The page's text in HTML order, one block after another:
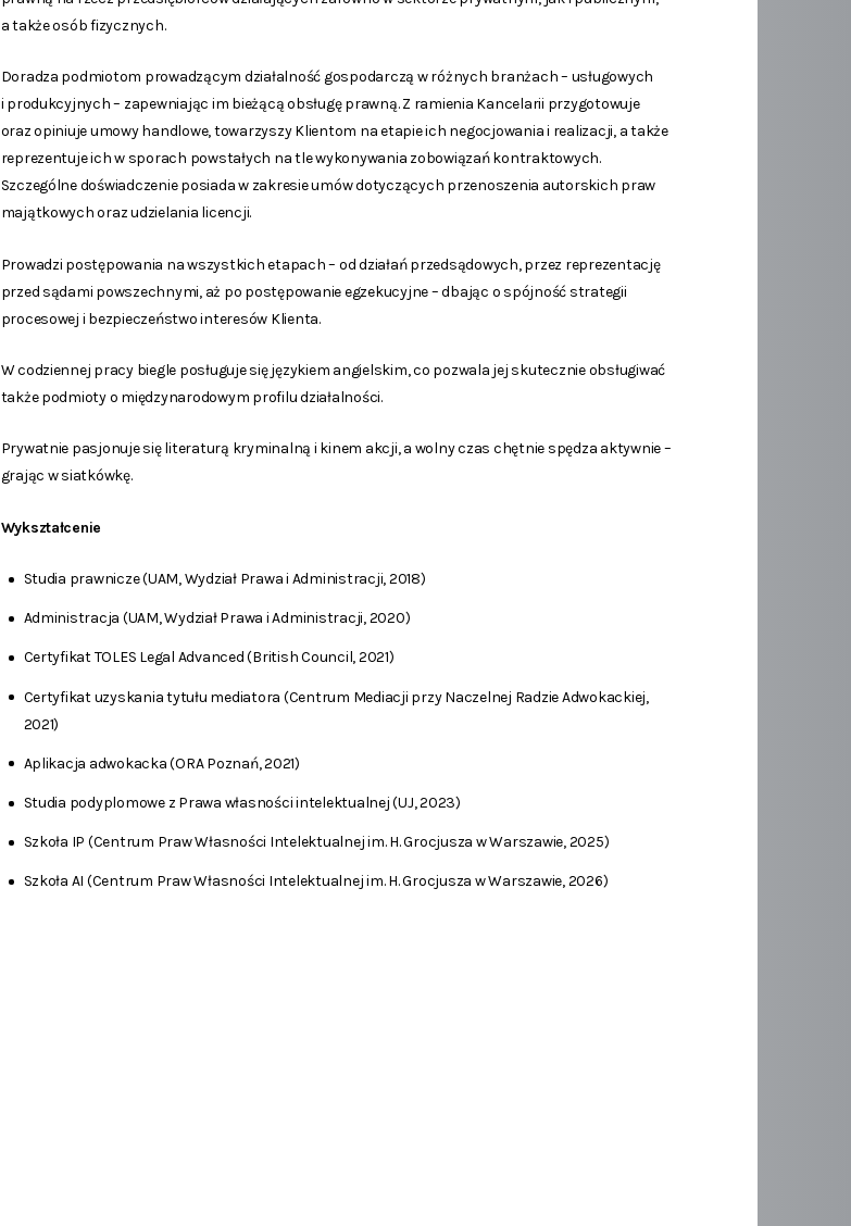
a także osób fizycznych.
Doradza podmiotom prowadzącym działalność gospodarczą w różnych branżach – usługowych
i produkcyjnych – zapewniając im bieżącą obsługę prawną. Z ramienia Kancelarii przygotowuje
oraz opiniuje umowy handlowe, towarzyszy Klientom na etapie ich negocjowania i realizacji, a także
reprezentuje ich w sporach powstałych na tle wykonywania zobowiązań kontraktowych.
Szczególne doświadczenie posiada w zakresie umów dotyczących przenoszenia autorskich praw
majątkowych oraz udzielania licencji.
Prowadzi postępowania na wszystkich etapach – od działań przedsądowych, przez reprezentację
przed sądami powszechnymi, aż po postępowanie egzekucyjne – dbając o spójność strategii
procesowej i bezpieczeństwo interesów Klienta.
W codziennej pracy biegle posługuje się językiem angielskim, co pozwala jej skutecznie obsługiwać
także podmioty o międzynarodowym profilu działalności.
Prywatnie pasjonuje się literaturą kryminalną i kinem akcji, a wolny czas chętnie spędza aktywnie –
grając w siatkówkę.
Wykształcenie
Studia prawnicze (UAM, Wydział Prawa i Administracji, 2018)
Administracja (UAM, Wydział Prawa i Administracji, 2020)
Certyfikat TOLES Legal Advanced (British Council, 2021)
Certyfikat uzyskania tytułu mediatora (Centrum Mediacji przy Naczelnej Radzie Adwokackiej,
2021)
Aplikacja adwokacka (ORA Poznań, 2021)
Studia podyplomowe z Prawa własności intelektualnej (UJ, 2023)
Szkoła IP (Centrum Praw Własności Intelektualnej im. H. Grocjusza w Warszawie, 2025)
Szkoła AI (Centrum Praw Własności Intelektualnej im. H. Grocjusza w Warszawie, 2026)